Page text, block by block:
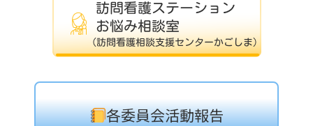
各委員会活動報告